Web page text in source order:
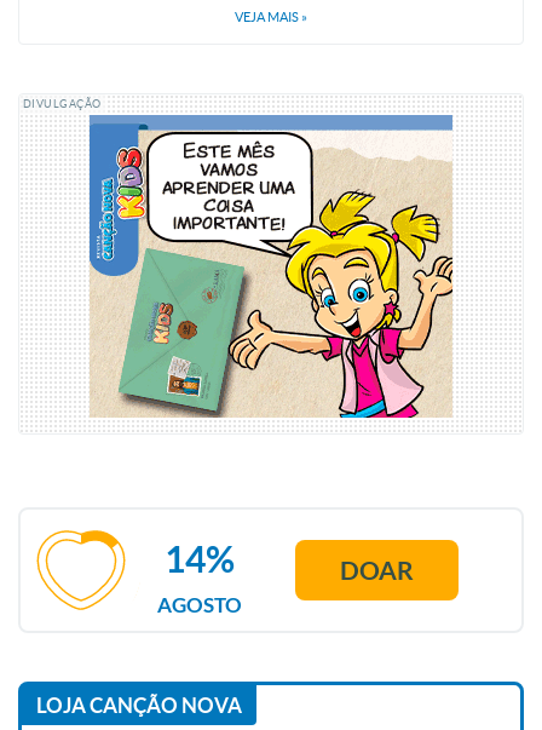
VEJA MAIS »
DIVULGAÇÃO
AGOSTO
14% DOAR
LOJA CANÇÃO NOVA